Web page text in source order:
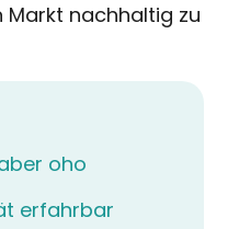
nachhaltig zu
oho
erfahrbar